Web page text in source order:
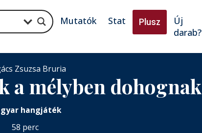
Mutatók Stat Plusz
Új
darab?
Zsuzsa Bruria
a mélyben dohognak
hangjáték
58 perc